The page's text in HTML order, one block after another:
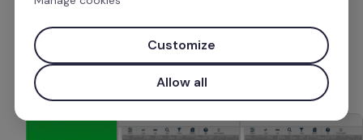
Customize
Allow all